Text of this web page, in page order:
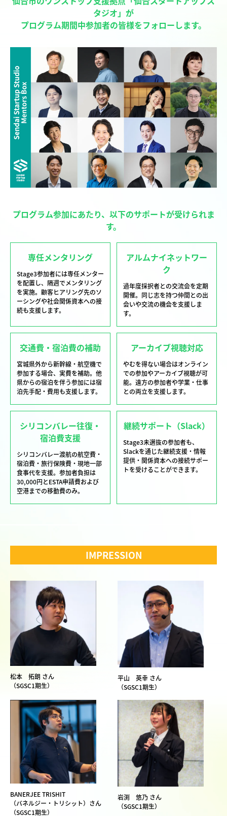
タジオ」が
プログラム期間中参加者の皆様をフォローします。
プログラム参加にあたり、以下のサポートが受けられま
す。
専任メンタリング
Stage3参加者には専任メンター
を配置し、隔週でメンタリング
を実施。顧客ヒアリング先のソ
ーシングや社会関係資本への接
続も支援します。
アルムナイネットワー
ク
過年度採択者との交流会を定期
開催。同じ志を持つ仲間との出
会いや交流の機会を支援しま
す。
交通費・宿泊費の補助
宮城県外から新幹線・航空機で
参加する場合、実費を補助。他
県からの宿泊を伴う参加には宿
泊先手配・費用も支援します。
アーカイブ視聴対応
やむを得ない場合はオンライン
での参加やアーカイブ視聴が可
能。遠方の参加者や学業・仕事
との両立を支援します。
シリコンバレー往復・
宿泊費支援
シリコンバレー渡航の航空費・
宿泊費・旅行保険費・現地一部
食事代を支援。参加者負担は
30,000円とESTA申請費および
空港までの移動費のみ。
継続サポート（Slack）
Stage3未選抜の参加者も、
Slackを通じた継続支援・情報
提供・関係資本への接続サポー
トを受けることができます。
IMPRESSION
松本 拓朗 さん
（SGSC1期生）
平山 英幸 さん
（SGSC1期生）
BANERJEE TRISHIT
（バネルジー‧トリシット）さん
（SGSC1期生）
岩渕 悠乃 さん
（SGSC1期生）